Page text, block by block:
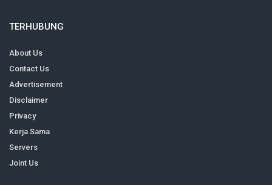
TERHUBUNG
About Us
Contact Us
Advertisement
Disclaimer
Privacy
Kerja Sama
Servers
Joint Us